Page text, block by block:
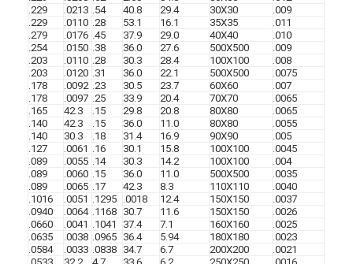
.229
.0213 .54 40.8 29.4 30X30
.009
.229
.0110 .28 53.1 16.1 35X35
.011
.279
.0176 .45 37.9 29.0 40X40
.010
.254
.0150 .38 36.0 27.6 500X500
.009
.203
.0110 .28 30.3 28.4 100X100
.008
.203
.0120 .31 36.0 22.1 500X500
.0075
.178
.0092 .23 30.5 23.7 60X60
.007
.178
.0097 .25 33.9 20.4 70X70
.0065
.165
42.3 .15 29.8 20.8 80X80
.0065
.140
42.3 .15 36.0 11.0 80X80
.0055
.140
30.3 .18 31.4 16.9 90X90
.005
.127
.0061 .16 30.1 15.8 100X100
.0045
.089
.0055 .14 30.3 14.2 100X100
.004
.089
.0060 .15 36.0 11.0 500X500
.0035
.089
.0065 .17 42.3 8.3 110X110
.0040
.1016
.0051 .1295 .0018 12.4 150X150
.0037
.0940
.0064 .1168 30.7 11.6 150X150
.0026
.0660
.0041 .1041 37.4 7.1 160X160
.0025
.0635
.0038 .0965 36.4 5.94 180X180
.0023
.0584
.0033 .0838 34.7 6.7 200X200
.0021